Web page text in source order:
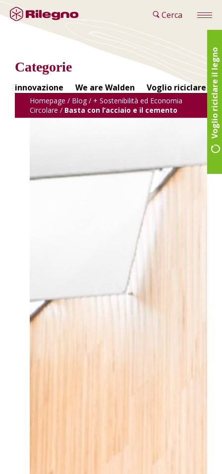
Cerca
Voglio riciclare il legno
Categorie
innovazione We are Walden Voglio riciclare il
Homepage / Blog/ + Sostenibilità ed Economia
Circolare / Basta con l’acciaio e il cemento